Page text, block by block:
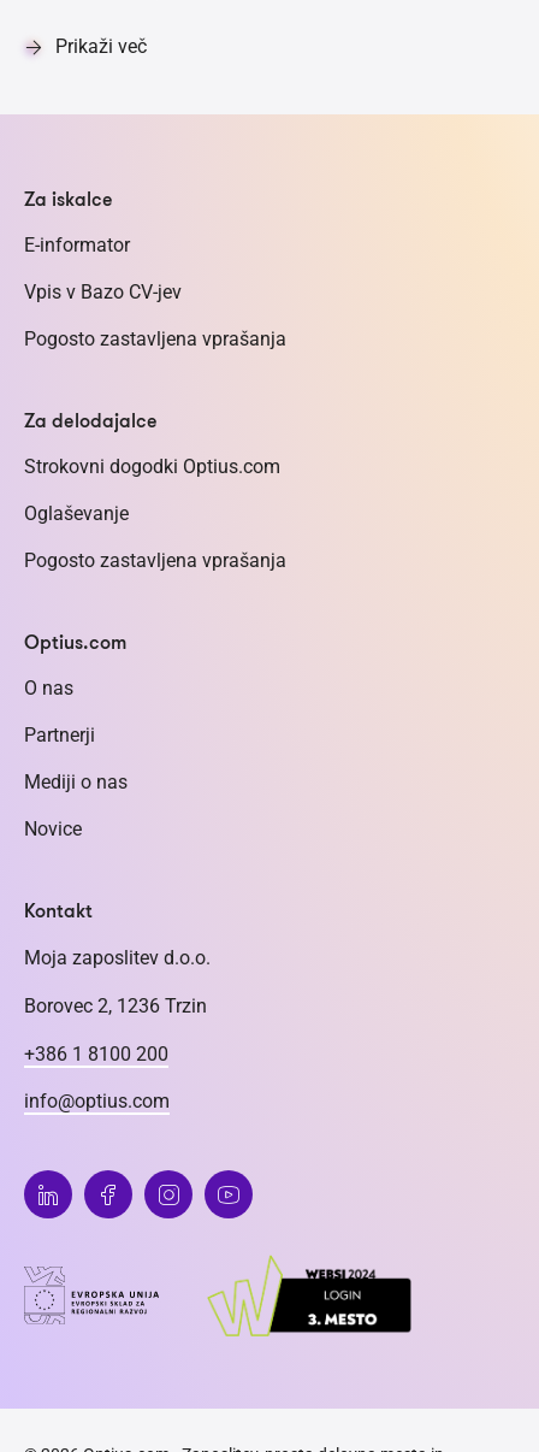
Prikaži več
Za iskalce
E-informator
Vpis v Bazo CV-jev
Pogosto zastavljena vprašanja
Za delodajalce
Strokovni dogodki Optius.com
Oglaševanje
Pogosto zastavljena vprašanja
Optius.com
O nas
Partnerji
Mediji o nas
Novice
Kontakt
Moja zaposlitev d.o.o.
Borovec 2, 1236 Trzin
+386 1 8100 200
info@optius.com